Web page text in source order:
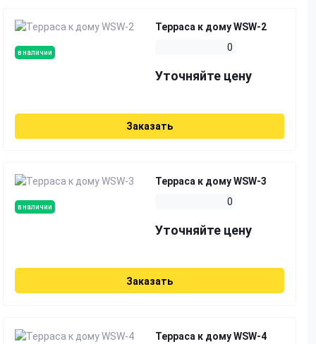
в наличии
Терраса к дому WSW-2
0
Уточняйте цену
Заказать
в наличии
Терраса к дому WSW-3
0
Уточняйте цену
Заказать
Терраса к дому WSW-4